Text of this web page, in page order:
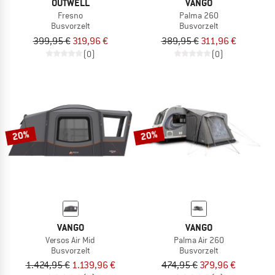
OUTWELL
Fresno
Busvorzelt
399,95 € 319,96 €
(0)
VANGO
Palma 260
Busvorzelt
389,95 € 311,96 €
(0)
20%
VANGO
Versos Air Mid
Busvorzelt
1.424,95 € 1.139,96 €
20%
VANGO
Palma Air 260
Busvorzelt
474,95 € 379,96 €